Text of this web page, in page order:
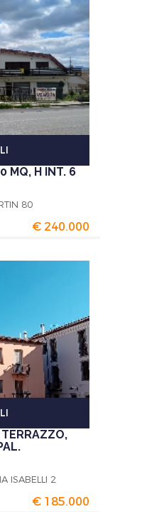
MQ, H INT. 6
80
€ 240.000
ISABELLI 2
€ 185.000